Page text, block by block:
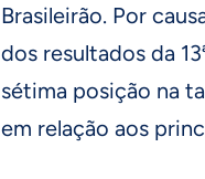
Brasileirão. Por
dos resultados da
sétima posição na
em relação aos